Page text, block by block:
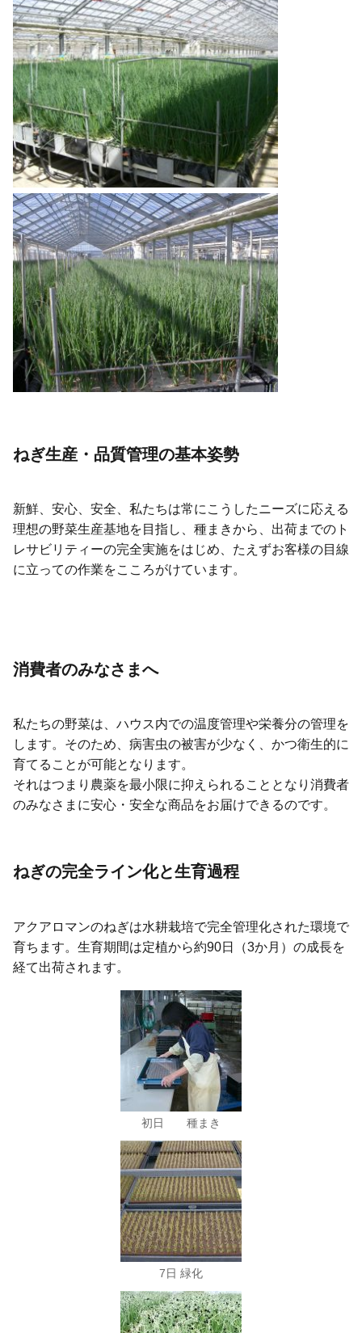
ねぎ生産・品質管理の基本姿勢
新鮮、安心、安全、私たちは常にこうしたニーズに応える
理想の野菜生産基地を目指し、種まきから、出荷までのト
レサビリティーの完全実施をはじめ、たえずお客様の目線
に立っての作業をこころがけています。
消費者のみなさまへ
私たちの野菜は、ハウス内での温度管理や栄養分の管理を
します。そのため、病害虫の被害が少なく、かつ衛生的に
育てることが可能となります。
それはつまり農薬を最小限に抑えられることとなり消費者
のみなさまに安心・安全な商品をお届けできるのです。
ねぎの完全ライン化と生育過程
アクアロマンのねぎは水耕栽培で完全管理化された環境で
育ちます。生育期間は定植から約90日（3か月）の成長を
経て出荷されます。
初日 種まき
7日 緑化